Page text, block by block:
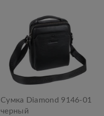
Сумка Diamond 9146-01
черный